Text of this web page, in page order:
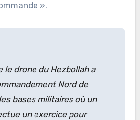
».
le drone du Hezbollah a
Nord de
bases militaires où un
un exercice pour